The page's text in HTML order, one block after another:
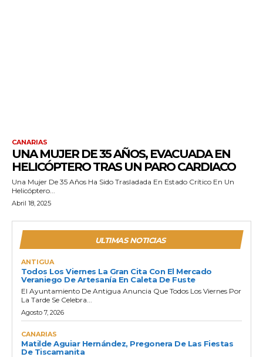
CANARIAS
UNA MUJER DE 35 AÑOS, EVACUADA EN
HELICÓPTERO TRAS UN PARO CARDIACO
Una Mujer De 35 Años Ha Sido Trasladada En Estado Crítico En Un
Helicóptero...
Abril 18, 2025
ULTIMAS NOTICIAS
ANTIGUA
Todos Los Viernes La Gran Cita Con El Mercado
Veraniego De Artesanía En Caleta De Fuste
El Ayuntamiento De Antigua Anuncia Que Todos Los Viernes Por
La Tarde Se Celebra...
Agosto 7, 2026
CANARIAS
Matilde Aguiar Hernández, Pregonera De Las Fiestas
De Tiscamanita